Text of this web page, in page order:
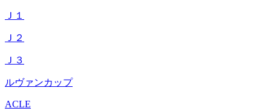
Ｊ１
Ｊ２
Ｊ３
ルヴァンカップ
ACLE